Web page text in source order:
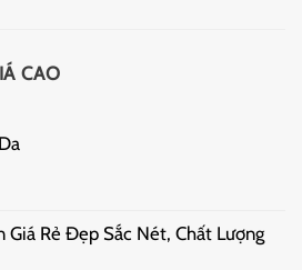
CAO
Giá Rẻ Đẹp Sắc Nét, Chất Lượng